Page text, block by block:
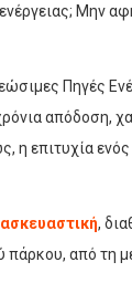
Μην
Πηγές
απόδοση,
η επιτυχία
,
από τη